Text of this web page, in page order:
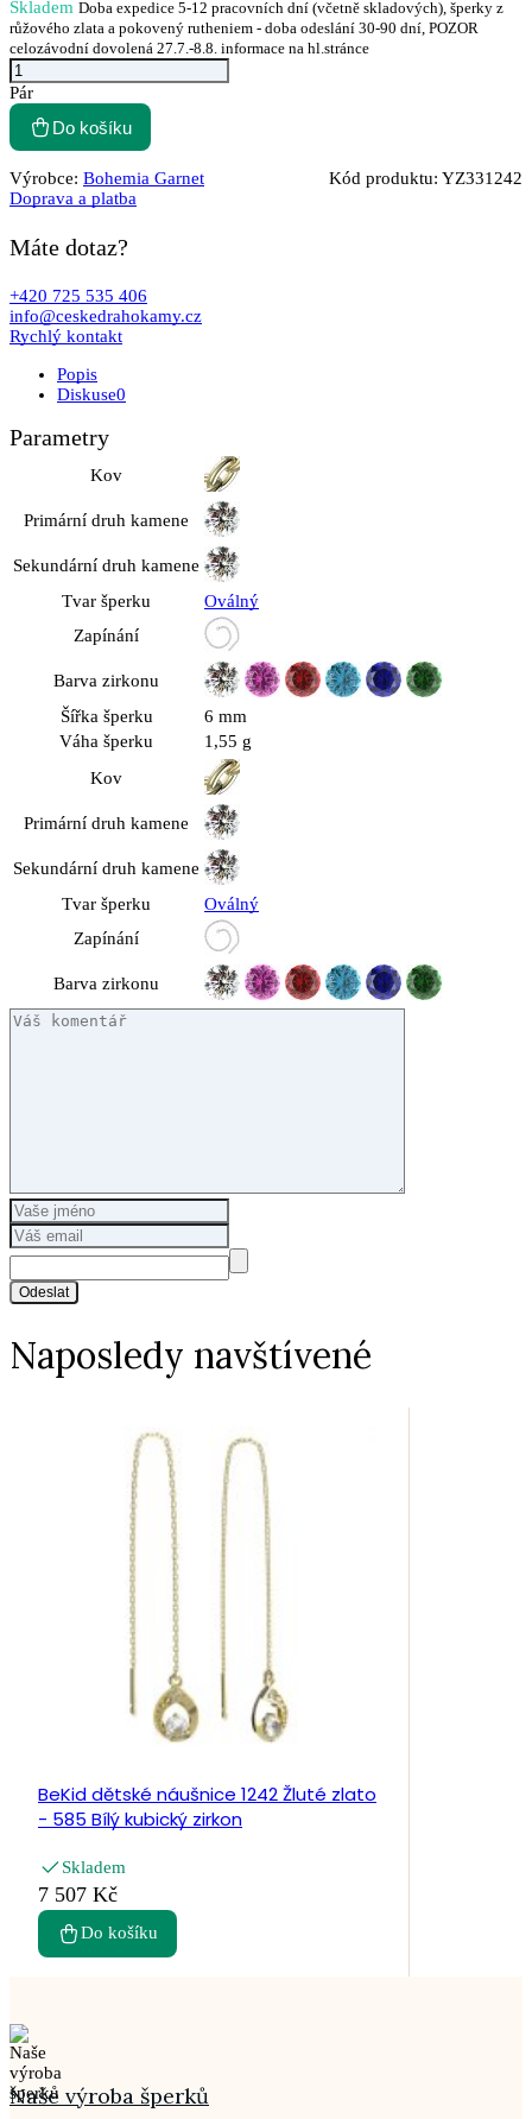
Skladem Doba expedice 5-12 pracovních dní (včetně skladových), šperky z
růžového zlata a pokovený rutheniem - doba odeslání 30-90 dní, POZOR
celozávodní dovolená 27.7.-8.8. informace na hl.stránce
Pár
Do košíku
Výrobce: Bohemia Garnet Kód produktu: YZ331242
Doprava a platba
Máte dotaz?
+420 725 535 406
info@ceskedrahokamy.cz
Rychlý kontakt
Popis
Diskuse0
Parametry
Kov
Primární druh kamene
Sekundární druh kamene
Tvar šperku
Oválný
Zapínání
Barva zirkonu
Šířka šperku
6 mm
Váha šperku
1,55 g
Kov
Primární druh kamene
Sekundární druh kamene
Tvar šperku
Oválný
Zapínání
Barva zirkonu
Odeslat
Naposledy navštívené
BeKid dětské náušnice 1242 Žluté zlato
- 585 Bílý kubický zirkon
Skladem
7 507 Kč
Do košíku
Naše výroba šperků